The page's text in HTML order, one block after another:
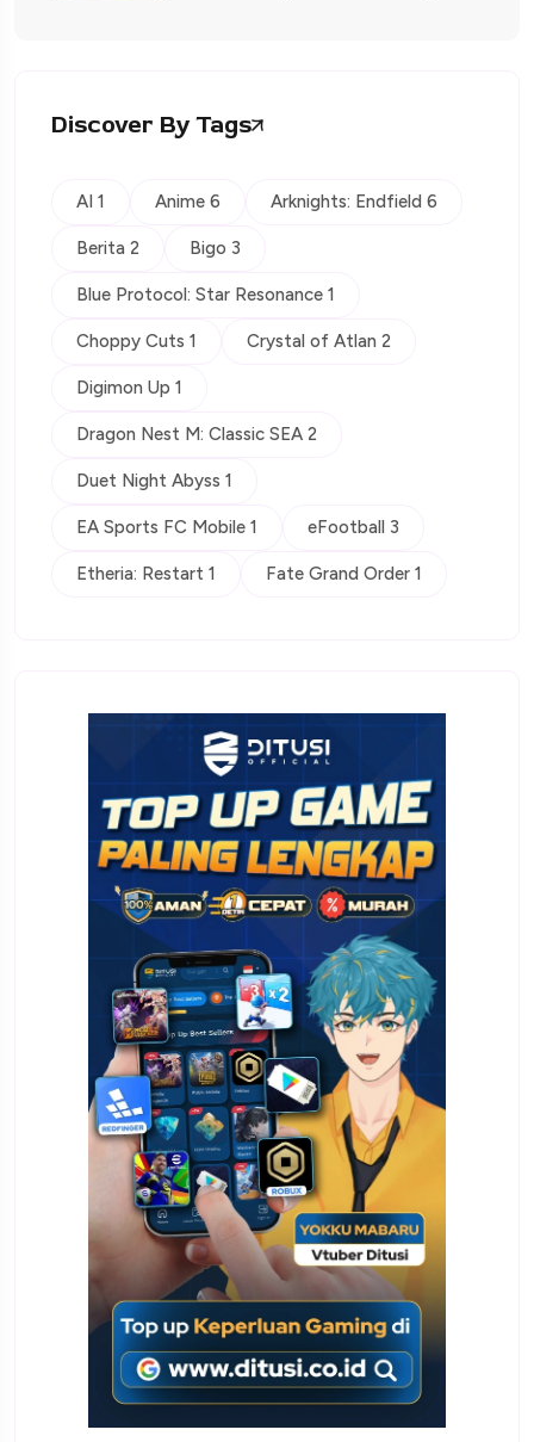
Discover By Tags
AI 1 Anime 6 Arknights: Endfield 6
Berita 2 Bigo 3
Blue Protocol: Star Resonance 1
Choppy Cuts 1 Crystal of Atlan 2
Digimon Up 1
Dragon Nest M: Classic SEA 2
Duet Night Abyss 1
EA Sports FC Mobile 1 eFootball 3
Etheria: Restart 1 Fate Grand Order 1